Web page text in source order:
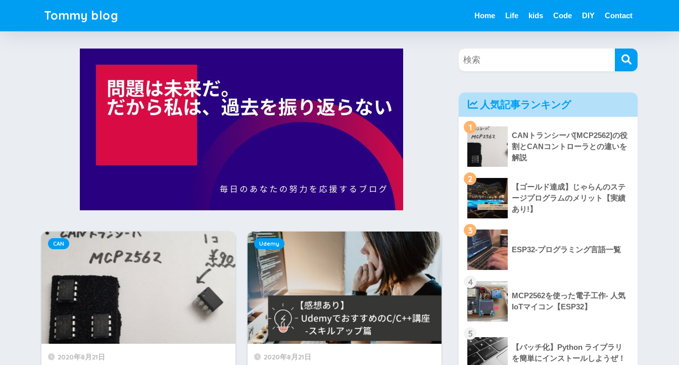
Tommy blog Home Life kids Code DIY Contact
2020年8月21日
CAN
2020年8月21日
Udemy
人気記事ランキング
1
CANトランシーバ[MCP2562]の役
割とCANコントローラとの違いを
解説
2
【ゴールド達成】じゃらんのステ
ージプログラムのメリット【実績
あり!】
3
ESP32-プログラミング言語一覧
4
MCP2562を使った電子工作- 人気
IoTマイコン【ESP32】
5
【バッチ化】Python ライブラリ
を簡単にインストールしようぜ！